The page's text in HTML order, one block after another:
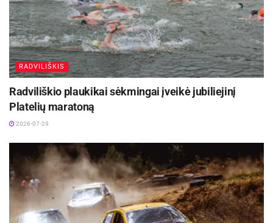
RADVILIŠKIS
Radviliškio plaukikai sėkmingai įveikė jubiliejinį
Platelių maratoną
2026-07-29